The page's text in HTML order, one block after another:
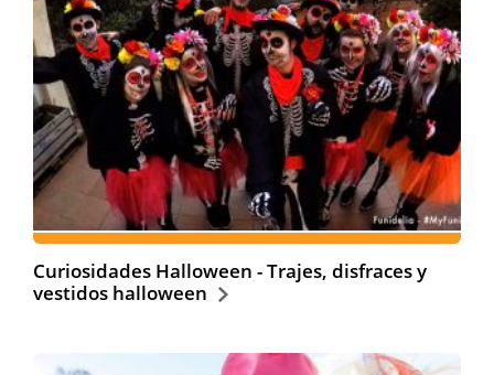
Curiosidades Halloween - Trajes, disfraces y
vestidos halloween